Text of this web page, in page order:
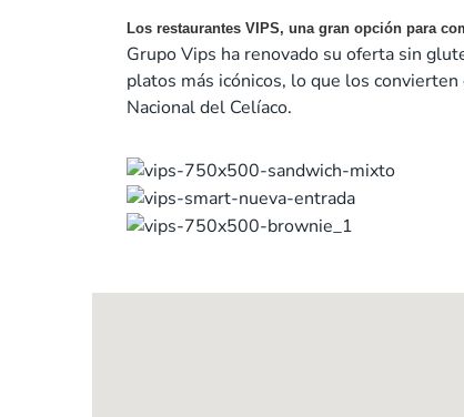
Los restaurantes VIPS, una gran opción para
Grupo Vips ha renovado su oferta sin
platos más icónicos, lo que los
Nacional del Celíaco.